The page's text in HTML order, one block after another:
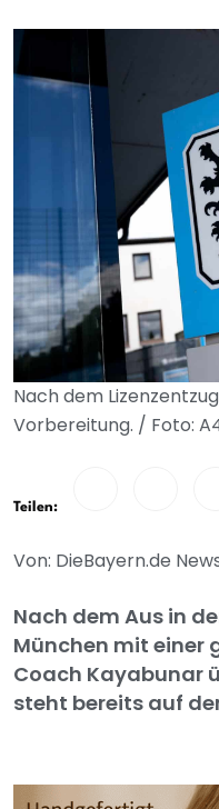
Nach dem
Vorbereitung. / Foto:
Teilen:
Von: DieBayern.de
Nach dem Aus in
München mit einer
Coach Kayabunar
steht bereits auf